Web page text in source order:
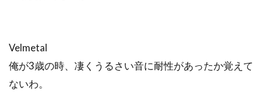
Velmetal
俺が3歳の時、凄くうるさい音に耐性があったか覚えて
ないわ。